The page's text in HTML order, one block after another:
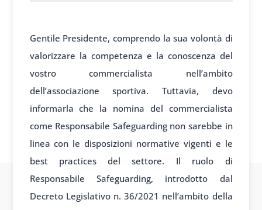
Gentile Presidente, comprendo la sua volontà di
valorizzare la competenza e la conoscenza del
vostro commercialista nell’ambito
dell’associazione sportiva. Tuttavia, devo
informarla che la nomina del commercialista
come Responsabile Safeguarding non sarebbe in
linea con le disposizioni normative vigenti e le
best practices del settore. Il ruolo di
Responsabile Safeguarding, introdotto dal
Decreto Legislativo n. 36/2021 nell’ambito della